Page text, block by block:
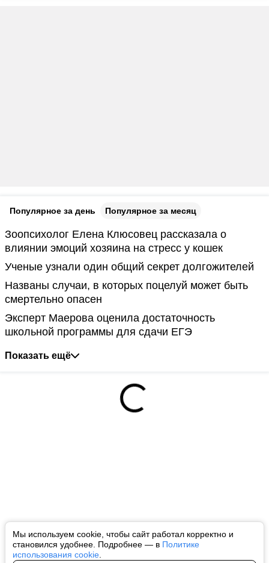
Мы используем cookie, чтобы сайт работал корректно и
становился удобнее. Подробнее — в Политике
использования cookie
Популярное за день Популярное за месяц
Зоопсихолог Елена Клюсовец рассказала о
влиянии эмоций хозяина на стресс у кошек
Ученые узнали один общий секрет долгожителей
Названы случаи, в которых поцелуй может быть
смертельно опасен
Эксперт Маерова оценила достаточность
школьной программы для сдачи ЕГЭ
Показать ещё